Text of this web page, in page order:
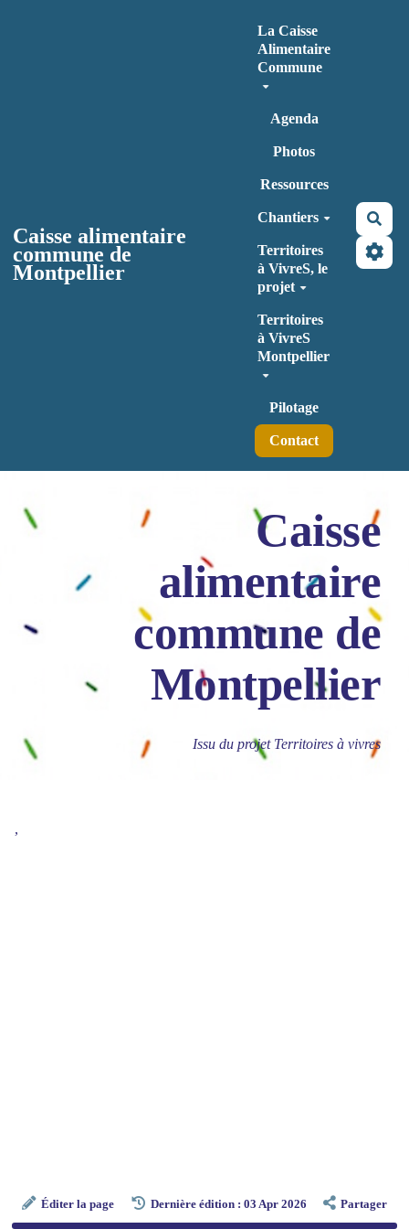
Caisse alimentaire
commune de
Montpellier
La Caisse
Alimentaire
Commune
Agenda
Photos
Ressources
Chantiers
Territoires
à VivreS, le
projet
Territoires
à VivreS
Montpellier
Pilotage
Contact
Caisse
alimentaire
commune de
Montpellier
Issu du projet Territoires à vivres
,
Éditer la page Dernière édition : 03 Apr 2026 Partager